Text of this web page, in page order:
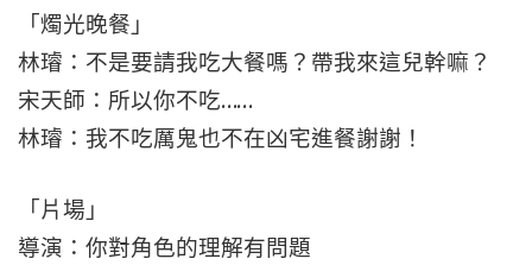
「燭光晚餐」
林璿：不是要請我吃大餐嗎？帶我來這兒幹嘛？
宋天師：所以你不吃……
林璿：我不吃厲鬼也不在凶宅進餐謝謝！
「片場」
導演：你對角色的理解有問題